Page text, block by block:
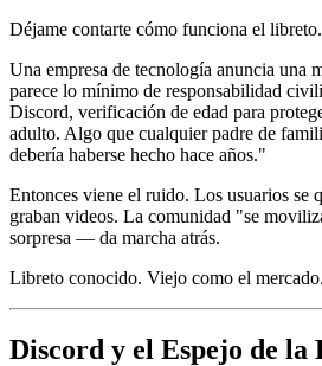
Déjame contarte cómo funciona el libreto.
Una empresa de tecnología anuncia una
parece lo mínimo de responsabilidad
Discord, verificación de edad para
adulto. Algo que cualquier padre de
debería haberse hecho hace años."
Entonces viene el ruido. Los usuarios se
graban videos. La comunidad "se
sorpresa — da marcha atrás.
Libreto conocido. Viejo como el mercado.
Discord y el Espejo de la